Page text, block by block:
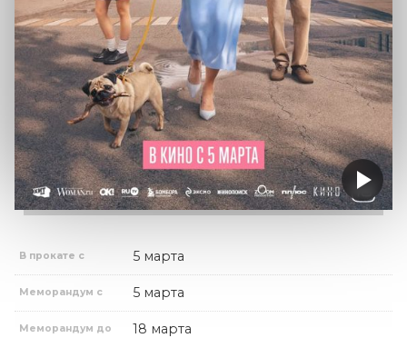
В прокате с 5 марта
Меморандум с 5 марта
Меморандум до 18 марта